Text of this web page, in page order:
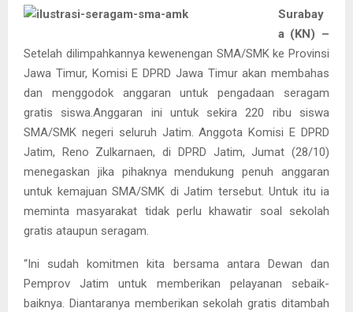
Surabay
a (KN) –
Setelah dilimpahkannya kewenengan SMA/SMK ke Provinsi
Jawa Timur, Komisi E DPRD Jawa Timur akan membahas
dan menggodok anggaran untuk pengadaan seragam
gratis siswa.Anggaran ini untuk sekira 220 ribu siswa
SMA/SMK negeri seluruh Jatim. Anggota Komisi E DPRD
Jatim, Reno Zulkarnaen, di DPRD Jatim, Jumat (28/10)
menegaskan jika pihaknya mendukung penuh anggaran
untuk kemajuan SMA/SMK di Jatim tersebut. Untuk itu ia
meminta masyarakat tidak perlu khawatir soal sekolah
gratis ataupun seragam.
“Ini sudah komitmen kita bersama antara Dewan dan
Pemprov Jatim untuk memberikan pelayanan sebaik-
baiknya. Diantaranya memberikan sekolah gratis ditambah